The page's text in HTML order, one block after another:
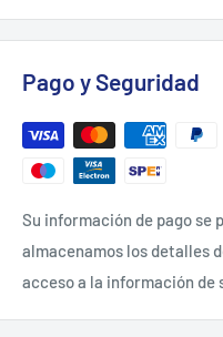
Precio De Venta Libre: Si
Pago y Seguridad
Su información de pago se
almacenamos los detalles
acceso a la información